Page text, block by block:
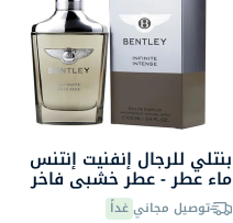
بنتلي للرجال إنفنيت إنتنس
ماء عطر - عطر خشبي فاخر
100 ملتوصيل مجانيغداً